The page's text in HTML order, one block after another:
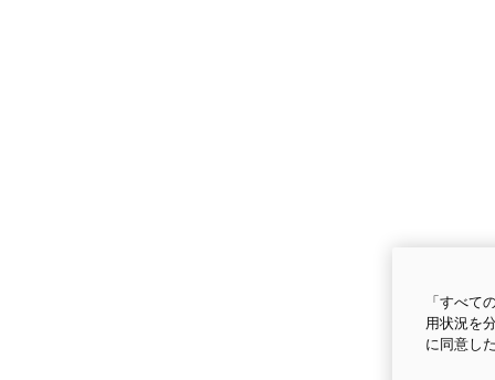
「すべて
用状況を
に同意し